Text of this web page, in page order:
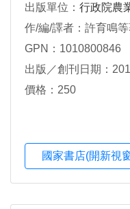
出版單位： 行政院農
作/編/譯者：許育鳴
GPN：1010800846
出版／創刊日期：
價格：250
國家書店(開新視